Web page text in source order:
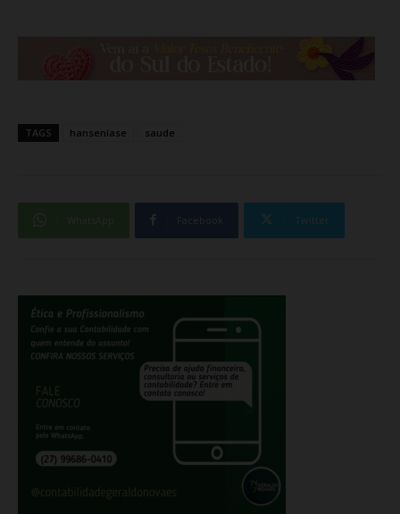
TAGS hanseníase saude
Facebook Twitter